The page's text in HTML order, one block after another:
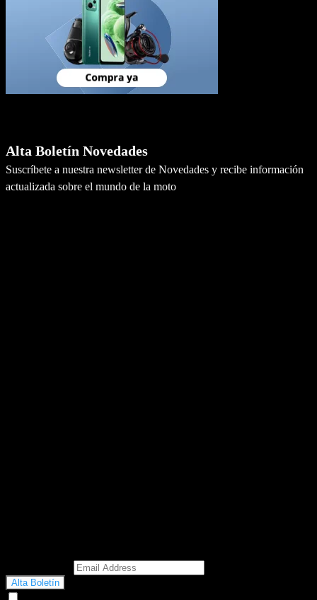
Alta Boletín Novedades
Suscríbete a nuestra newsletter de Novedades y recibe información
actualizada sobre el mundo de la moto